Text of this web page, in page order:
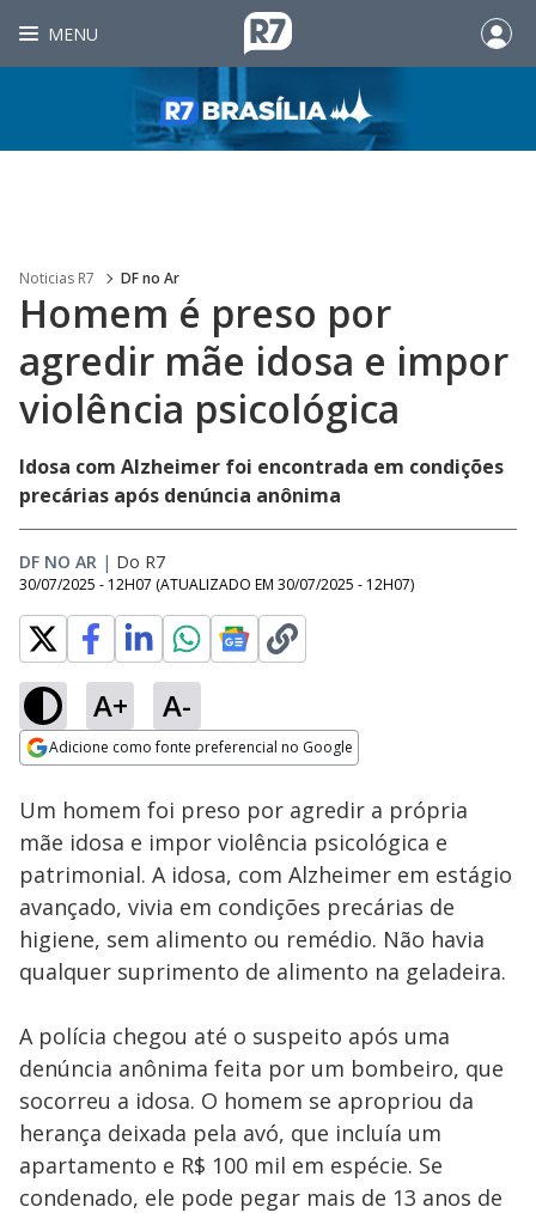
MENU
Noticias R7 DF no Ar
Homem é preso por
agredir mãe idosa e impor
violência psicológica
Idosa com Alzheimer foi encontrada em condições
precárias após denúncia anônima
DF NO AR | Do R7
30/07/2025 - 12H07 (ATUALIZADO EM 30/07/2025 - 12H07)
A+ A-
Adicione como fonte preferencial no Google
Ativar
Loaded
74.30%
Um homem foi preso por agredir a própria
mãe idosa e impor violência psicológica e
patrimonial. A idosa, com Alzheimer em estágio
avançado, vivia em condições precárias de
higiene, sem alimento ou remédio. Não havia
qualquer suprimento de alimento na geladeira.
A polícia chegou até o suspeito após uma
denúncia anônima feita por um bombeiro, que
socorreu a idosa. O homem se apropriou da
herança deixada pela avó, que incluía um
apartamento e R$ 100 mil em espécie. Se
condenado, ele pode pegar mais de 13 anos de